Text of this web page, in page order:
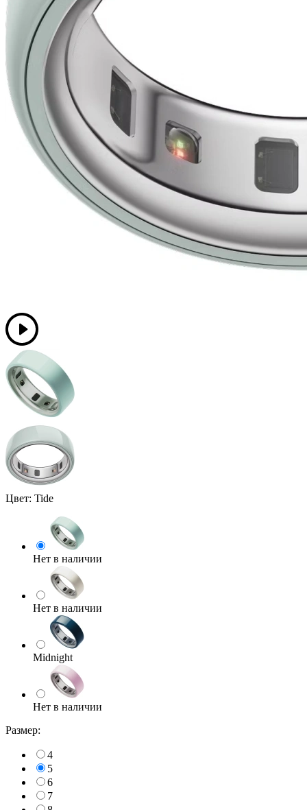
Цвет: Tide
Нет в наличии
Нет в наличии
Midnight
Нет в наличии
Размер:
4
5
6
7